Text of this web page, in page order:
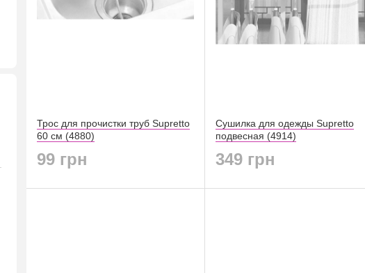
Трос для прочистки труб Supretto
60 см (4880)
99 грн
Сушилка для одежды Supretto
подвесная (4914)
349 грн